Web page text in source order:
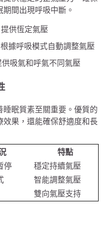
間出現呼吸中斷。
供恆定氣壓
據呼吸模式自動調整氣壓
吸氣和呼氣不同氣壓
眠質素至關重要。優質的
果，還能確保舒適度和長
特點
停
穩定持續氣壓
智能調整氣壓
雙向氣壓支持